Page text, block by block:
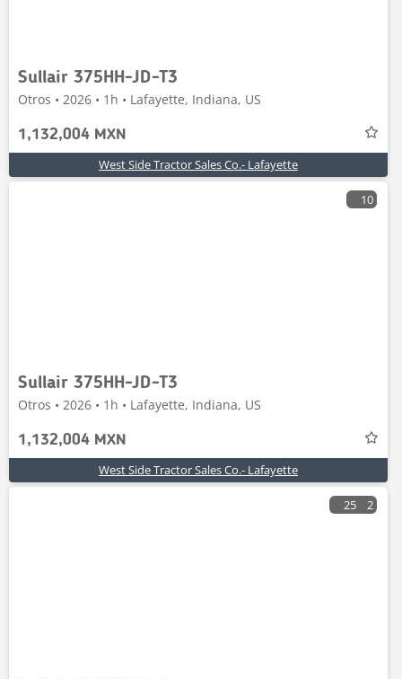
Sullair 375HH-JD-T3
Otros • 2026 • 1h • Lafayette, Indiana, US
1,132,004 MXN
West Side Tractor Sales Co.- Lafayette
10
Sullair 375HH-JD-T3
Otros • 2026 • 1h • Lafayette, Indiana, US
1,132,004 MXN
West Side Tractor Sales Co.- Lafayette
25 2